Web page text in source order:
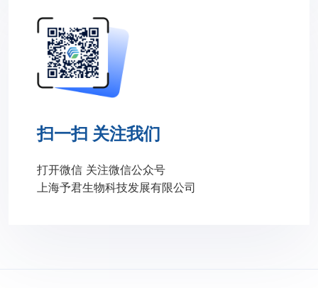
扫一扫 关注我们
打开微信 关注微信公众号
上海予君生物科技发展有限公司